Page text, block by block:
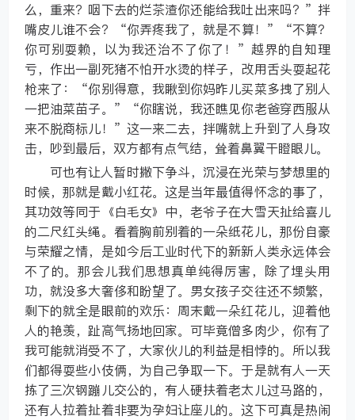
么，重来？咽下去的烂茶渣你还能给我吐出来吗？”拌
嘴皮儿谁不会？“你弄疼我了，就是不算！”“不算？
你可别耍赖，以为我还治不了你了！”越界的自知理
亏，作出一副死猪不怕开水烫的样子，改用舌头耍起花
枪来了：“你别得意，我瞅到你妈昨儿买菜多拽了别人
一把油菜苗子。”“你瞎说，我还瞧见你老爸穿西服从
来不脱商标儿！”这一来二去，拌嘴就上升到了人身攻
击，吵到最后，双方都有点气结，耸着鼻翼干瞪眼儿。
可也有让人暂时撇下争斗，沉浸在光荣与梦想里的
时候，那就是戴小红花。这是当年最值得怀念的事了，
其功效等同于《白毛女》中，老爷子在大雪天扯给喜儿
的二尺红头绳。看着胸前别着的一朵纸花儿，那份自豪
与荣耀之情，是如今后工业时代下的新新人类永远体会
不了的。那会儿我们思想真单纯得厉害，除了埋头用
功，就没多大奢侈和盼望了。男女孩子交往还不频繁，
剩下的就全是眼前的欢乐：周末戴一朵红花儿，迎着他
人的艳羡，趾高气扬地回家。可毕竟僧多肉少，你有了
我可能就消受不了，大家伙儿的利益是相悖的。所以我
们都得耍些小伎俩，为自己争取一下。于是就有人一天
拣了三次钢蹦儿交公的，有人硬扶着老太儿过马路的，
还有人拉着扯着非要为孕妇让座儿的。这下可真是热闹